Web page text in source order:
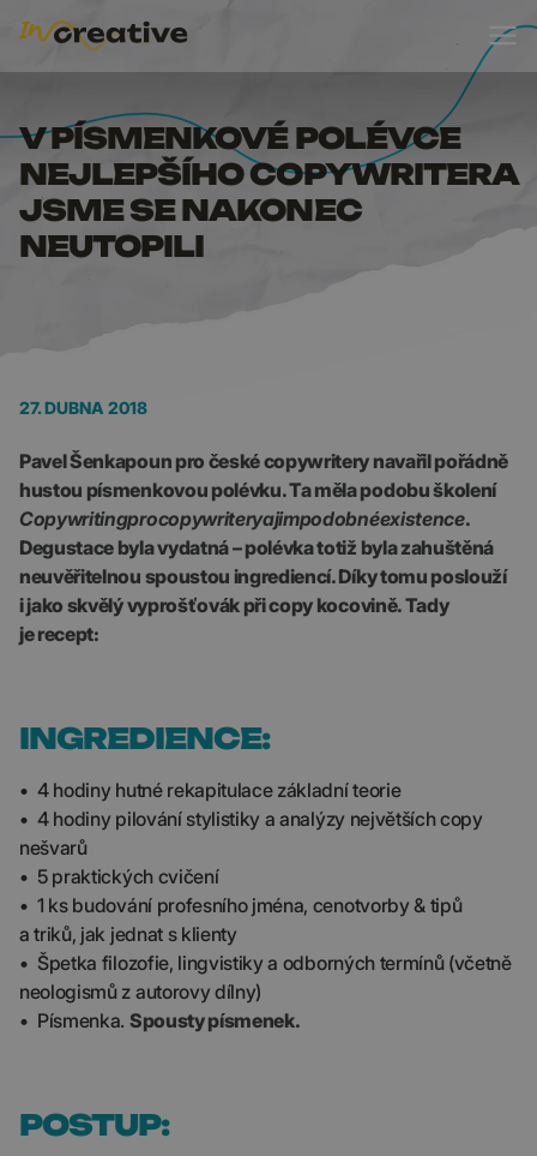
V PÍSMENKOVÉ
V PÍSMENKOVÉ POLÉVCE
NEJLEPŠÍHO COPYWRITERA
JSME SE NAKONEC
NEUTOPILI
27. DUBNA 2018
Pavel Šenkapoun pro české copywritery navařil pořádně
hustou písmenkovou polévku. Ta měla podobu školení
Copywritingprocopywriteryajimpodobnéexistence.
Degustace byla vydatná – polévka totiž byla zahuštěná
neuvěřitelnou spoustou ingrediencí. Díky tomu poslouží
i jako skvělý vyprošťovák při copy kocovině. Tady
je recept:
INGREDIENCE:
• 4 hodiny hutné rekapitulace základní teorie
• 4 hodiny pilování stylistiky a analýzy největších copy
nešvarů
• 5 praktických cvičení
• 1 ks budování profesního jména, cenotvorby & tipů
a triků, jak jednat s klienty
• Špetka filozofie, lingvistiky a odborných termínů (včetně
neologismů z autorovy dílny)
• Písmenka. Spousty písmenek.
POSTUP: